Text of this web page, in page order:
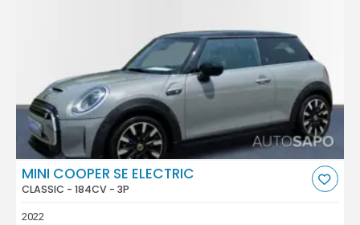
MINI COOPER SE ELECTRIC
CLASSIC - 184CV - 3P
2022